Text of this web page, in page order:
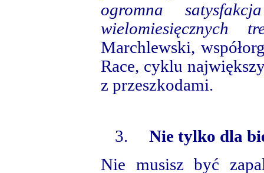
ogromna
wielomiesięcznych
Marchlewski,
Race, cyklu
z przeszkodami.
3.
Nie tylko dla
Nie musisz być